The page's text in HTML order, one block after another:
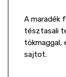
A maradék
tésztasali
tökmaggal,
sajtot.